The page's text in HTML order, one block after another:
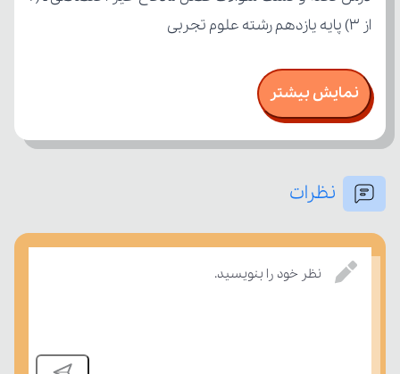
از 3) پایه یازدهم رشته علوم تجربی
نمایش بیشتر
نظرات
نظر خود را بنویسید.